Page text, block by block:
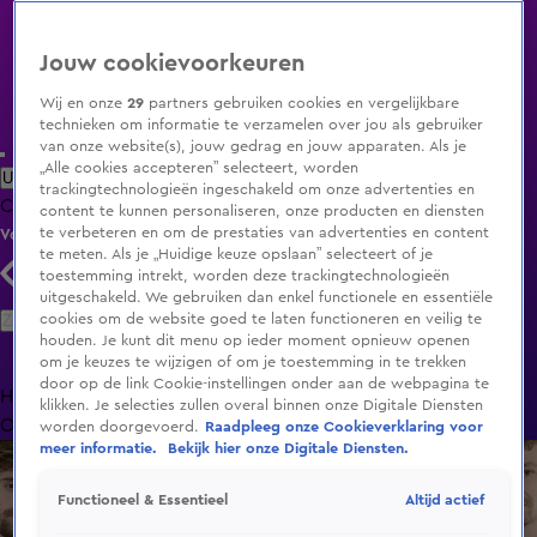
Uitzending Gemist Populaire programma's Zenders Genres
ClipsFilmsRadioSmart TV inlogShop
Volg KIJK
Zoeken
HomeUitzending Gemist Programma's De Bondgenoten
OranjezomerLivestreamsShop
Jouw cookievoorkeuren
Wij en onze29 partners gebruiken cookies en vergelijkbare
technieken om informatie te verzamelen over jou als gebruiker
van onze website(s), jouw gedrag en jouw apparaten. Als je
„Alle cookies accepteren” selecteert, worden
trackingtechnologieën ingeschakeld om onze advertenties en
content te kunnen personaliseren, onze producten en diensten
te verbeteren en om de prestaties van advertenties en content
te meten. Als je „Huidige keuze opslaan” selecteert of je
toestemming intrekt, worden deze trackingtechnologieën
uitgeschakeld. We gebruiken dan enkel functionele en essentiële
cookies om de website goed te laten functioneren en veilig te
houden. Je kunt dit menu op ieder moment opnieuw openen
om je keuzes te wijzigen of om je toestemming in te trekken
door op de link Cookie-instellingen onder aan de webpagina te
klikken. Je selecties zullen overal binnen onze Digitale Diensten
worden doorgevoerd.
Raadpleeg onze Cookieverklaring voor
meer informatie.
Bekijk hier onze Digitale Diensten.
Functioneel & Essentieel Altijd actief